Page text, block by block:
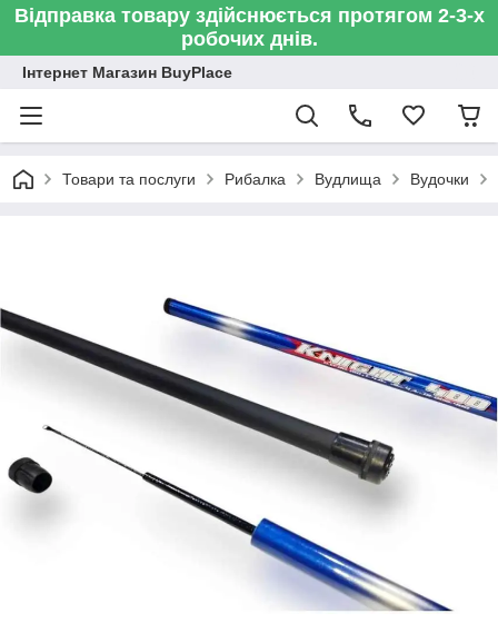
Відправка товару здійснюється протягом 2-3-х
робочих днів.
Інтернет Магазин BuyPlace
Товари та послуги Рибалка Вудлища Вудочки